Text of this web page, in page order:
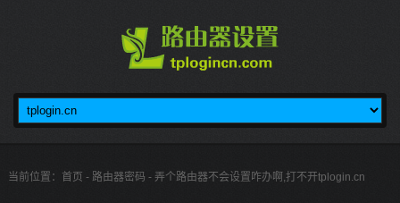
当前位置： 首页 - 路由器密码 - 弄个路由器不会设置咋办啊,打不开tplogin.cn